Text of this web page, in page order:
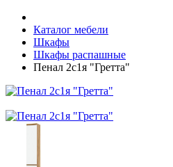
Каталог мебели
Шкафы
Шкафы распашные
Пенал 2с1я "Гретта"